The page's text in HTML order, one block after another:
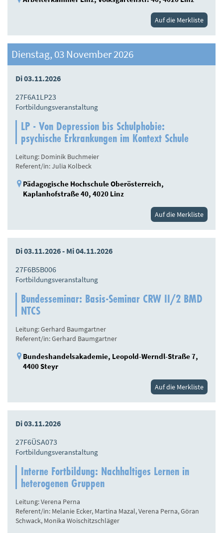
Auf die Merkliste
Dienstag, 03 November 2026
Di 03.11.2026
27F6A1LP23
Fortbildungsveranstaltung
LP - Von Depression bis Schulphobie:
psychische Erkrankungen im Kontext Schule
Leitung: Dominik Buchmeier
Referent/in: Julia Kolbeck
Pädagogische Hochschule Oberösterreich,
Kaplanhofstraße 40, 4020 Linz
Auf die Merkliste
Di 03.11.2026 - Mi 04.11.2026
27F6B5B006
Fortbildungsveranstaltung
Bundesseminar: Basis-Seminar CRW II/2 BMD
NTCS
Leitung: Gerhard Baumgartner
Referent/in: Gerhard Baumgartner
Bundeshandelsakademie, Leopold-Werndl-Straße 7,
4400 Steyr
Auf die Merkliste
Di 03.11.2026
27F6ÜSA073
Fortbildungsveranstaltung
Interne Fortbildung: Nachhaltiges Lernen in
heterogenen Gruppen
Leitung: Verena Perna
Referent/in: Melanie Ecker, Martina Mazal, Verena Perna, Göran
Schwack, Monika Woischitzschläger